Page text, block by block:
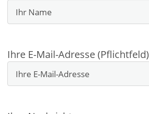
Ihre E-Mail-Adresse (Pflichtfeld)